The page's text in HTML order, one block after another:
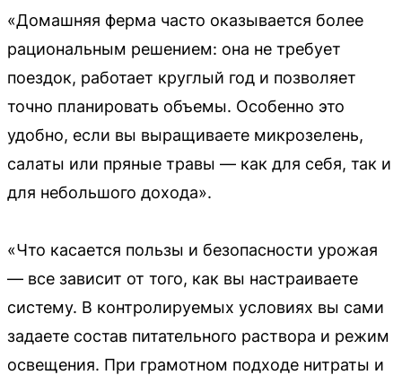
«Домашняя ферма часто оказывается более
рациональным решением: она не требует
поездок, работает круглый год и позволяет
точно планировать объемы. Особенно это
удобно, если вы выращиваете микрозелень,
салаты или пряные травы — как для себя, так и
для небольшого дохода».
«Что касается пользы и безопасности урожая
— все зависит от того, как вы настраиваете
систему. В контролируемых условиях вы сами
задаете состав питательного раствора и режим
освещения. При грамотном подходе нитраты и